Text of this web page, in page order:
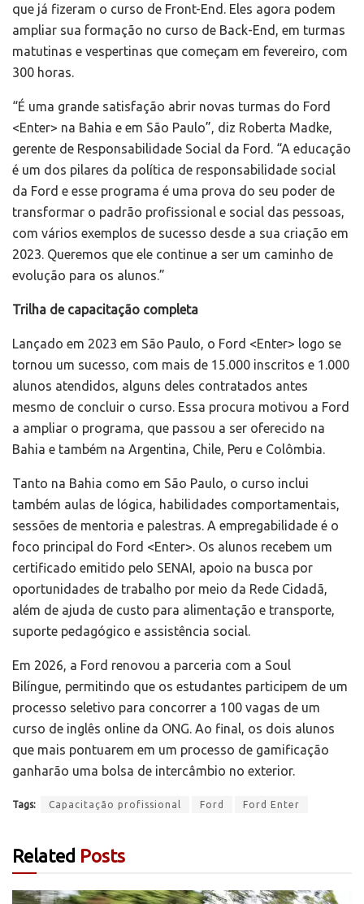
que já fizeram o curso de Front-End. Eles agora podem
ampliar sua formação no curso de Back-End, em turmas
matutinas e vespertinas que começam em fevereiro, com
300 horas.
“É uma grande satisfação abrir novas turmas do Ford
<Enter> na Bahia e em São Paulo”, diz Roberta Madke,
gerente de Responsabilidade Social da Ford. “A educação
é um dos pilares da política de responsabilidade social
da Ford e esse programa é uma prova do seu poder de
transformar o padrão profissional e social das pessoas,
com vários exemplos de sucesso desde a sua criação em
2023. Queremos que ele continue a ser um caminho de
evolução para os alunos.”
Trilha de capacitação completa
Lançado em 2023 em São Paulo, o Ford <Enter> logo se
tornou um sucesso, com mais de 15.000 inscritos e 1.000
alunos atendidos, alguns deles contratados antes
mesmo de concluir o curso. Essa procura motivou a Ford
a ampliar o programa, que passou a ser oferecido na
Bahia e também na Argentina, Chile, Peru e Colômbia.
Tanto na Bahia como em São Paulo, o curso inclui
também aulas de lógica, habilidades comportamentais,
sessões de mentoria e palestras. A empregabilidade é o
foco principal do Ford <Enter>. Os alunos recebem um
certificado emitido pelo SENAI, apoio na busca por
oportunidades de trabalho por meio da Rede Cidadã,
além de ajuda de custo para alimentação e transporte,
suporte pedagógico e assistência social.
Em 2026, a Ford renovou a parceria com a Soul
Bilíngue, permitindo que os estudantes participem de um
processo seletivo para concorrer a 100 vagas de um
curso de inglês online da ONG. Ao final, os dois alunos
que mais pontuarem em um processo de gamificação
ganharão uma bolsa de intercâmbio no exterior.
Tags: Capacitação profissional Ford Ford Enter
Related Posts